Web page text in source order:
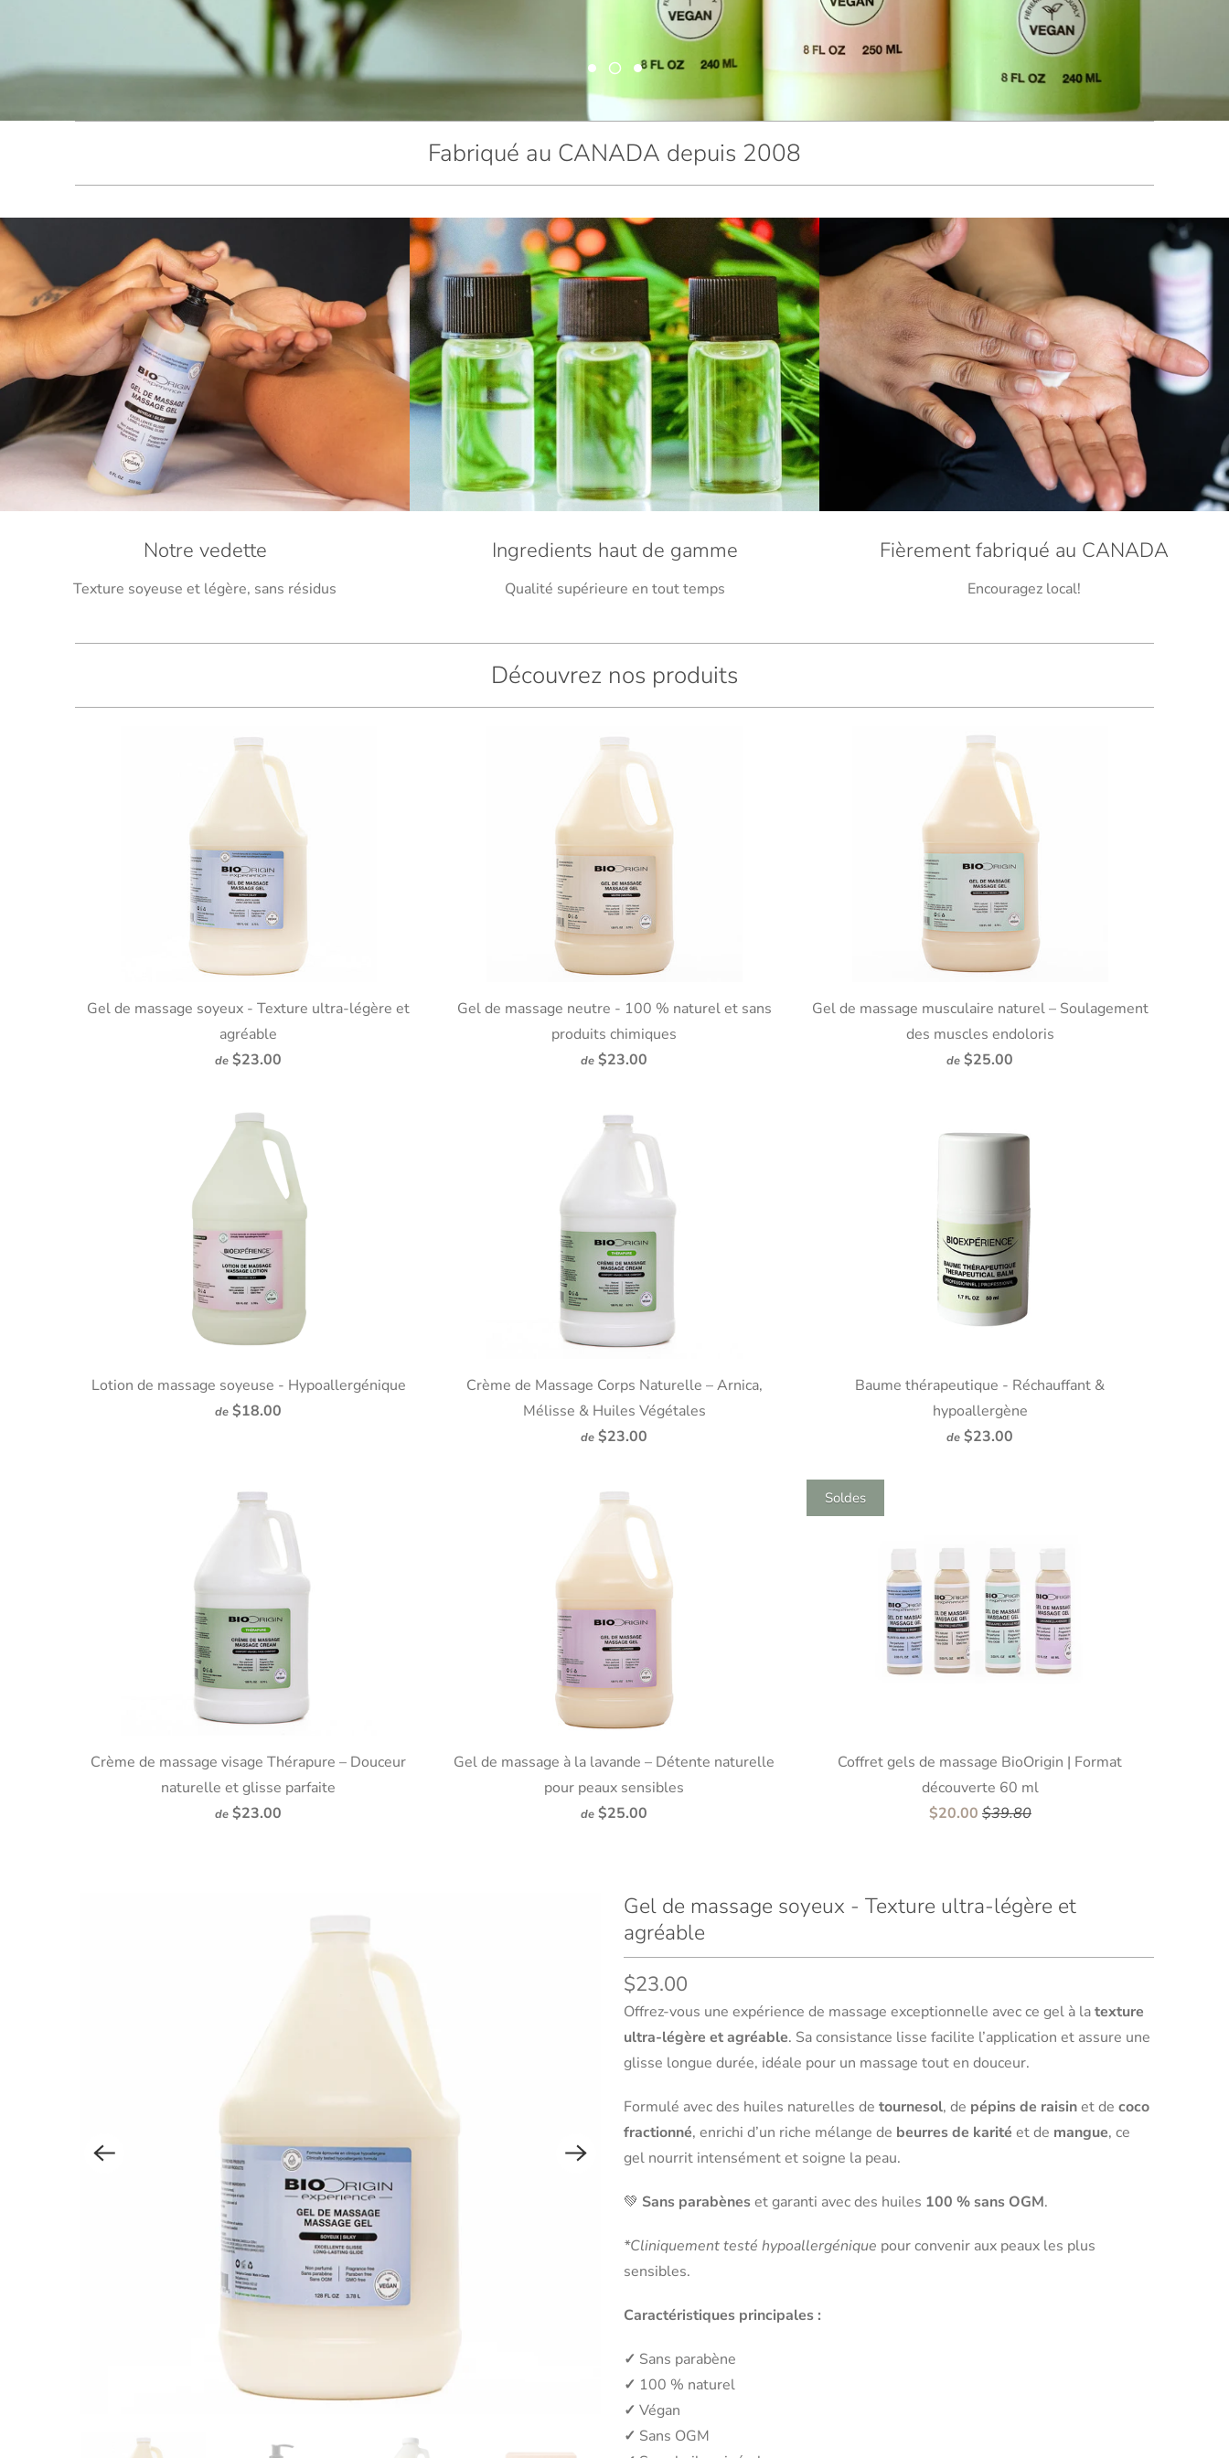
Fabriqué au CANADA depuis 2008
Notre vedette
Texture soyeuse et légère, sans résidus
Ingredients haut de gamme
Qualité supérieure en tout temps
Fièrement fabriqué au CANADA
Encouragez local!
Découvrez nos produits
Gel de massage soyeux - Texture ultra-légère et
agréable
de $23.00
Gel de massage neutre - 100 % naturel et sans
produits chimiques
de $23.00
Gel de massage musculaire naturel – Soulagement
des muscles endoloris
de $25.00
Lotion de massage soyeuse - Hypoallergénique
de $18.00
Crème de Massage Corps Naturelle – Arnica,
Mélisse & Huiles Végétales
de $23.00
Baume thérapeutique - Réchauffant &
hypoallergène
de $23.00
Crème de massage visage Thérapure – Douceur
naturelle et glisse parfaite
de $23.00
Gel de massage à la lavande – Détente naturelle
pour peaux sensibles
de $25.00
Coffret gels de massage BioOrigin | Format
découverte 60 ml
$20.00 $39.80
Soldes
Gel de massage soyeux - Texture ultra-légère et
agréable
$23.00
Offrez-vous une expérience de massage exceptionnelle avec ce gel à latexture
ultra-légère et agréable. Sa consistance lisse facilite l’application et assure une
glisse longue durée, idéale pour un massage tout en douceur.
Formulé avec des huiles naturelles de tournesol, de pépins de raisinet de coco
fractionné, enrichi d’un riche mélange de beurres de karité et de mangue, ce
gel nourrit intensément et soigne la peau.
💚 Sans parabèneset garanti avec des huiles 100 % sans OGM.
*Cliniquement testé hypoallergénique pour convenir aux peaux les plus
sensibles.
Caractéristiques principales :
✓ Sans parabène
✓ 100 % naturel
✓ Végan
✓ Sans OGM